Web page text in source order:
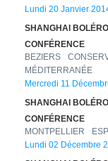
Lundi 20 Janvier
SHANGHAI
CONFÉRENCE
BEZIERS
MÉDITERRANÉE
Mercredi 11
SHANGHAI
CONFÉRENCE
MONTPELLIER
Lundi 02 Décembre